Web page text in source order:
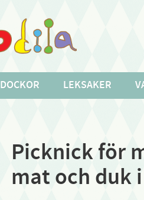
DOCKOR LEKSAKER
Picknick för
mat och duk